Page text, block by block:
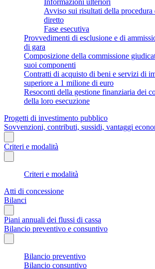
Avviso sui risultati della
diretto
Fase esecutiva
Provvedimenti di esclusione e di
di gara
Composizione della commissione
suoi componenti
Contratti di acquisto di beni e servizi di
superiore a 1 milione di euro
Resoconti della gestione finanziaria dei
della loro esecuzione
Progetti di investimento pubblico
Sovvenzioni, contributi, sussidi, vantaggi
Criteri e modalità
Criteri e modalità
Atti di concessione
Bilanci
Piani annuali dei flussi di cassa
Bilancio preventivo e consuntivo
Bilancio preventivo
Bilancio consuntivo